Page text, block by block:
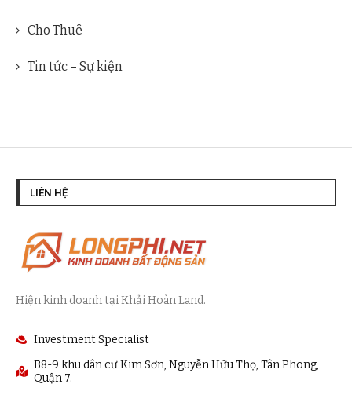
Cho Thuê
Tin tức – Sự kiện
LIÊN HỆ
Hiện kinh doanh tại Khải Hoàn Land.
Investment Specialist
B8-9 khu dân cư Kim Sơn, Nguyễn Hữu Thọ, Tân Phong,
Quận 7.